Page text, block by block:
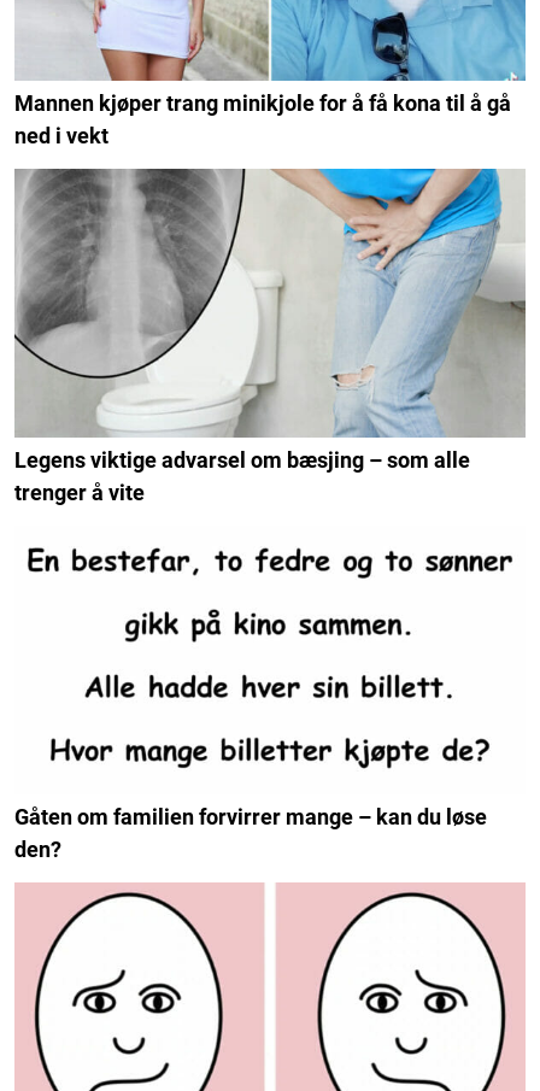
Mannen kjøper trang minikjole for å få kona til å gå
ned i vekt
Legens viktige advarsel om bæsjing – som alle
trenger å vite
Gåten om familien forvirrer mange – kan du løse
den?